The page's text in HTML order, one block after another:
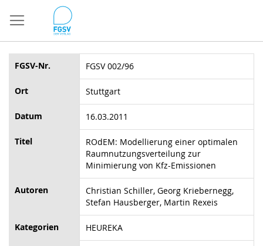
zum
Inhalt
FGSV-Nr. FGSV 002/96
Ort Stuttgart
Datum 16.03.2011
Titel
ROdEM: Modellierung einer optimalen
Raumnutzungsverteilung zur
Minimierung von Kfz-Emissionen
Autoren
Christian Schiller, Georg Kriebernegg,
Stefan Hausberger, Martin Rexeis
Kategorien HEUREKA